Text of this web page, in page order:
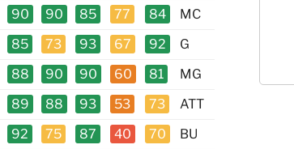
90 90 85 77 84
MC
85 73 93 67 92
G
88 90 90 60 81
MG
89 88 93 53 73
ATT
92 75 87 40 70
BU